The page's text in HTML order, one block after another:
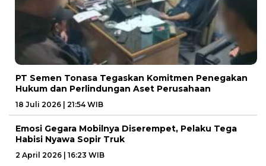
PT Semen Tonasa Tegaskan Komitmen Penegakan
Hukum dan Perlindungan Aset Perusahaan
18 Juli 2026 | 21:54 WIB
Emosi Gegara Mobilnya Diserempet, Pelaku Tega
Habisi Nyawa Sopir Truk
2 April 2026 | 16:23 WIB